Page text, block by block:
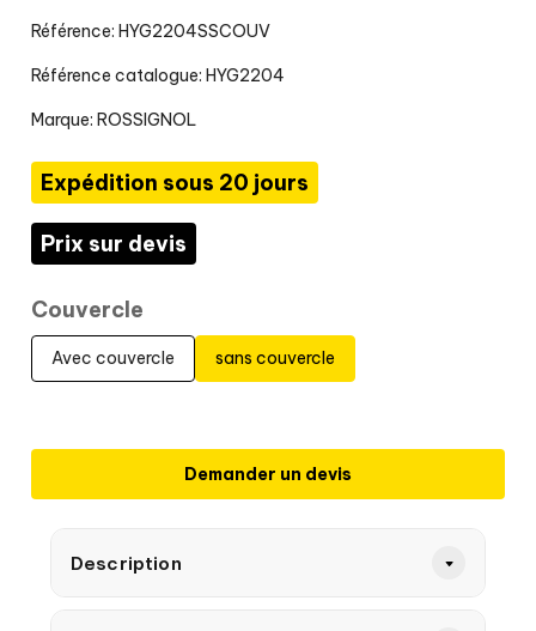
Référence: HYG2204SSCOUV
Référence catalogue: HYG2204
Marque: ROSSIGNOL
Expédition sous 20 jours
Prix sur devis
Couvercle
Avec couvercle sans couvercle
Demander un devis
Description